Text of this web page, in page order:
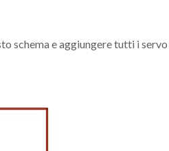
schema e aggiungere tutti i servo